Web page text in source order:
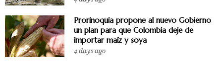
Prorinoquia propone al nuevo Gobierno
un plan para que Colombia deje de
importar maíz y soya
4 days ago